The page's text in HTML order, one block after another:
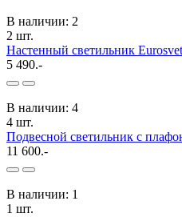
В наличии: 2
2 шт.
Настенный светильник
5 490.-
В наличии: 4
4 шт.
Подвесной светильник с
11 600.-
В наличии: 1
1 шт.